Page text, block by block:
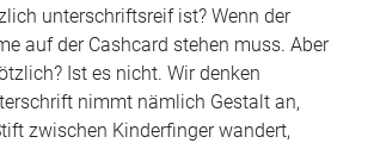
unterschriftsreif ist? Wenn der
auf der Cashcard stehen muss. Aber
Ist es nicht. Wir denken
nimmt nämlich Gestalt an,
zwischen Kinderfinger wandert,